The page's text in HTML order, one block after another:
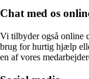
Chat med os
Vi tilbyder også online
brug for hurtig hjælp
en af vores